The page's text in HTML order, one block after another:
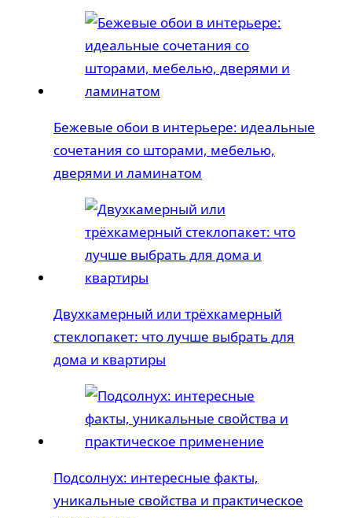
Бежевые обои в интерьере: идеальные
сочетания со шторами, мебелью,
дверями и ламинатом
Двухкамерный или трёхкамерный
стеклопакет: что лучше выбрать для
дома и квартиры
Подсолнух: интересные факты,
уникальные свойства и практическое